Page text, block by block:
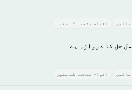
عالمى اقوام متحدہ کے سفیر
حل کا دروازہ ہے
عالمى اقوام متحدہ کے سفیر